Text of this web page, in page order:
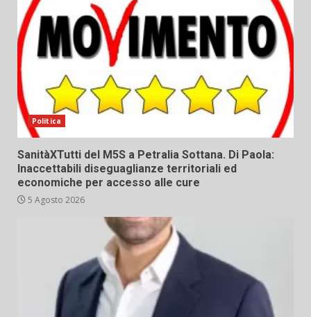
Politica
SanitàXTutti del M5S a Petralia Sottana. Di Paola:
Inaccettabili diseguaglianze territoriali ed
economiche per accesso alle cure
5 Agosto 2026